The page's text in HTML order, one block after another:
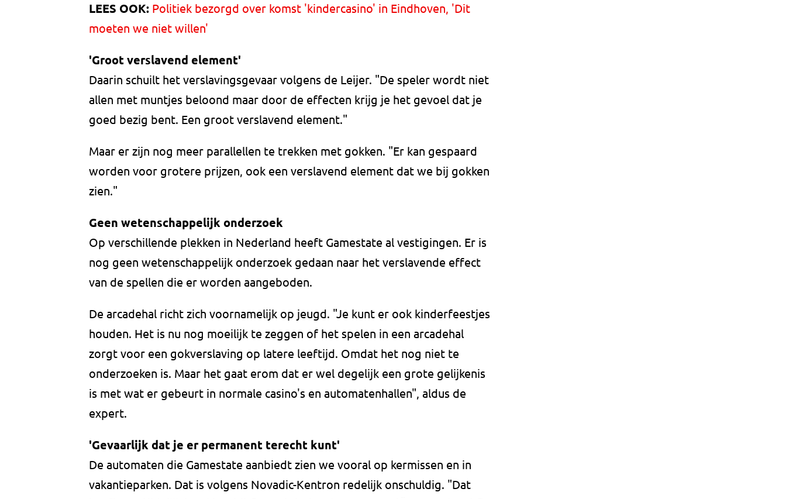
LEES OOK: Politiek bezorgd over komst 'kindercasino' in Eindhoven, 'Dit
moeten we niet willen'
'Groot verslavend element'
Daarin schuilt het verslavingsgevaar volgens de Leijer. "De speler wordt niet
allen met muntjes beloond maar door de effecten krijg je het gevoel dat je
goed bezig bent. Een groot verslavend element."
Maar er zijn nog meer parallellen te trekken met gokken. "Er kan gespaard
worden voor grotere prijzen, ook een verslavend element dat we bij gokken
zien."
Geen wetenschappelijk onderzoek
Op verschillende plekken in Nederland heeft Gamestate al vestigingen. Er is
nog geen wetenschappelijk onderzoek gedaan naar het verslavende effect
van de spellen die er worden aangeboden.
De arcadehal richt zich voornamelijk op jeugd. "Je kunt er ook kinderfeestjes
houden. Het is nu nog moeilijk te zeggen of het spelen in een arcadehal
zorgt voor een gokverslaving op latere leeftijd. Omdat het nog niet te
onderzoeken is. Maar het gaat erom dat er wel degelijk een grote gelijkenis
is met wat er gebeurt in normale casino's en automatenhallen", aldus de
expert.
'Gevaarlijk dat je er permanent terecht kunt'
De automaten die Gamestate aanbiedt zien we vooral op kermissen en in
vakantieparken. Dat is volgens Novadic-Kentron redelijk onschuldig. "Dat